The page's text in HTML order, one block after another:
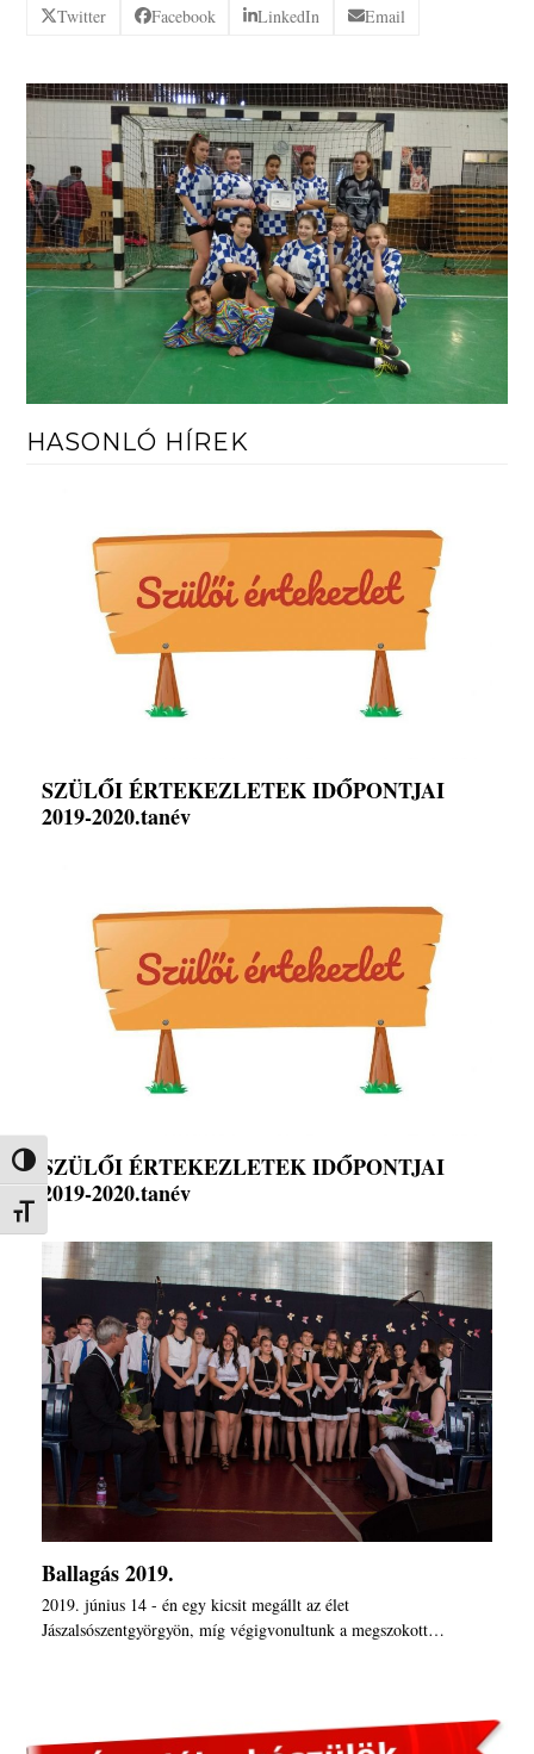
Nagy kontraszt váltása
Betűméret váltása
Twitter Facebook LinkedIn Email
HASONLÓ HÍREK
SZÜLŐI ÉRTEKEZLETEK IDŐPONTJAI
2019-2020.tanév
SZÜLŐI ÉRTEKEZLETEK IDŐPONTJAI
2019-2020.tanév
Ballagás 2019.
2019. június 14 - én egy kicsit megállt az élet
Jászalsószentgyörgyön, míg végigvonultunk a megszokott…